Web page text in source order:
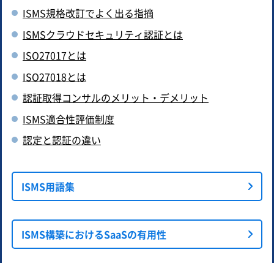
ISMS規格改訂でよく出る指摘
ISMSクラウドセキュリティ認証とは
ISO27017とは
ISO27018とは
認証取得コンサルのメリット・デメリット
ISMS適合性評価制度
認定と認証の違い
ISMS用語集
ISMS構築におけるSaaSの有用性